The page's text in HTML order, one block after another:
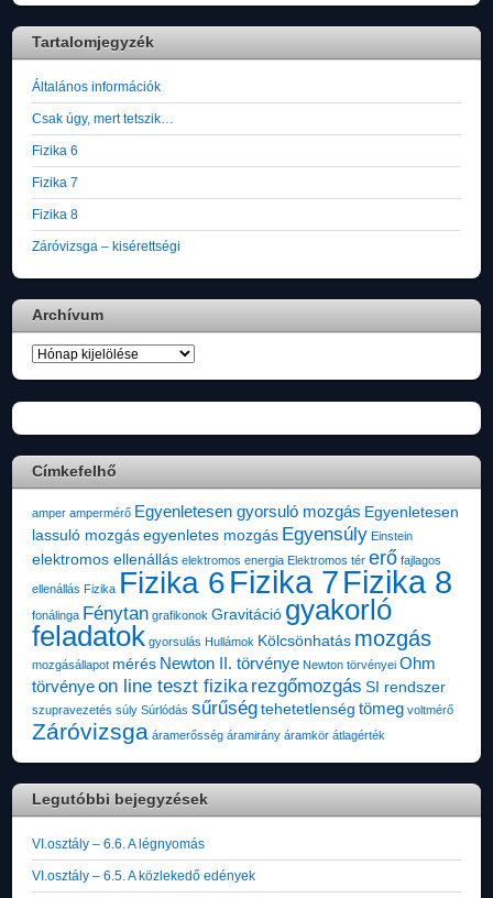
Tartalomjegyzék
Általános információk
Csak úgy, mert tetszik…
Fizika 6
Fizika 7
Fizika 8
Záróvizsga – kisérettségi
Archívum
Archívum
Címkefelhő
amper ampermérő Egyenletesen gyorsuló mozgás Egyenletesen
lassuló mozgás egyenletes mozgás Egyensúly Einstein
elektromos ellenállás elektromos energia Elektromos tér erő fajlagos
ellenállás Fizika Fizika 6Fizika 7Fizika 8
fonálinga Fénytan grafikonok Gravitáció gyakorló
feladatok gyorsulás Hullámok Kölcsönhatás mozgás
mozgásállapot mérés Newton II. törvénye Newton törvényei Ohm
törvényeon line teszt fizika rezgőmozgás SI rendszer
szupravezetés súly Súrlódás sűrűség tehetetlenség tömeg voltmérő
Záróvizsga áramerősség áramirány áramkör átlagérték
Legutóbbi bejegyzések
VI.osztály – 6.6. A légnyomás
VI.osztály – 6.5. A közlekedő edények